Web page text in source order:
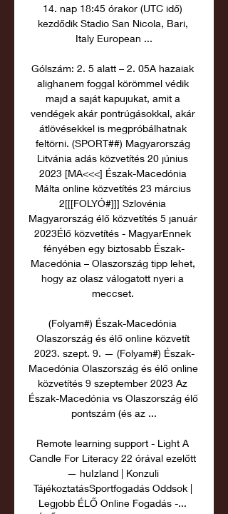
14. nap 18:45 órakor (UTC idő)
kezdődik Stadio San Nicola, Bari,
Italy European ...
Gólszám: 2. 5 alatt – 2. 05A hazaiak
alighanem foggal körömmel védik
majd a saját kapujukat, amit a
vendégek akár pontrúgásokkal, akár
átlövésekkel is megpróbálhatnak
feltörni. (SPORT##) Magyarország
Litvánia adás közvetítés 20 június
2023 [MA<<<] Észak-Macedónia
Málta online közvetítés 23 március
2[[[FOLYÓ#]]] Szlovénia
Magyarország élő közvetítés 5 január
2023Élő közvetítés - MagyarEnnek
fényében egy biztosabb Észak-
Macedónia – Olaszország tipp lehet,
hogy az olasz válogatott nyeri a
meccset.
(Folyam#) Észak-Macedónia
Olaszország és élő online közvetít
2023. szept. 9. — (Folyam#) Észak-
Macedónia Olaszország és élő online
közvetítés 9 szeptember 2023 Az
Észak-Macedónia vs Olaszország élő
pontszám (és az ...
Remote learning support - Light A
Candle For Literacy 22 órával ezelőtt
— huIzland | Konzuli
TájékoztatásSportfogadás Oddsok |
Legjobb ÉLŐ Online Fogadás -...